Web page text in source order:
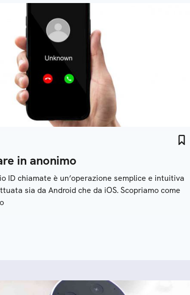
in anonimo
ID chiamate è un’operazione semplice e intuitiva
sia da Android che da iOS. Scopriamo come